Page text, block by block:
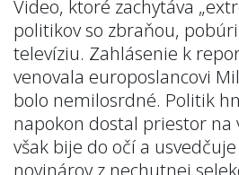
Video, ktoré zachytáva
politikov so zbraňou,
televíziu. Zahlásenie k
venovala europoslancovi
bolo nemilosrdné. Politik
napokon dostal priestor na
však bije do očí a
novinárov z nechutnej